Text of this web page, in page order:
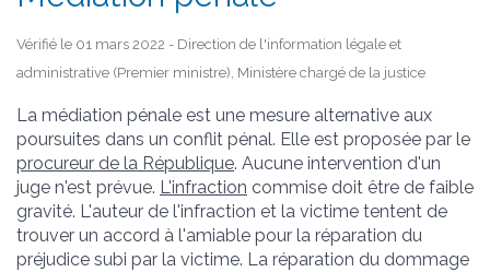
Vérifié le 01 mars 2022 - Direction de l'information légale et
administrative (Premier ministre), Ministère chargé de la justice
La médiation pénale est une mesure alternative aux
poursuites dans un conflit pénal. Elle est proposée par le
procureur de la République. Aucune intervention d'un
juge n'est prévue. L'infraction commise doit être de faible
gravité. L'auteur de l'infraction et la victime tentent de
trouver un accord à l'amiable pour la réparation du
préjudice subi par la victime. La réparation du dommage